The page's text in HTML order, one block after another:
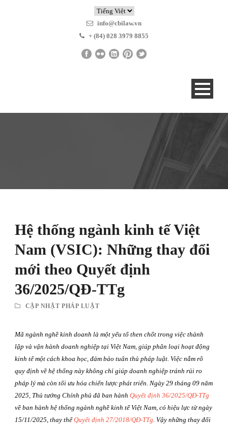
info@cbilaw.vn
+ (84) 028 3979 8855
Hệ thống ngành kinh tế Việt
Nam (VSIC): Những thay đổi
mới theo Quyết định
36/2025/QĐ-TTg
CẬP NHẬT PHÁP LUẬT
Mã ngành nghề kinh doanh là một yếu tố then chốt trong việc thành
lập và vận hành doanh nghiệp tại Việt Nam, giúp phân loại hoạt động
kinh tế một cách khoa học, đảm bảo tuân thủ pháp luật. Việc nắm rõ
quy định về hệ thống này không chỉ giúp doanh nghiệp tránh rủi ro
pháp lý mà còn tối ưu hóa chiến lược phát triển. Ngày 29 tháng 09 năm
2025, Thủ tướng Chính phủ đã ban hành Quyết định 36/2025/QĐ-TTg
về ban hành hệ thống ngành nghề kinh tế Việt Nam, có hiệu lực từ ngày
15/11/2025, thay thếQuyết định 27/2018/QĐ-TTg . Vậy những thay đổi